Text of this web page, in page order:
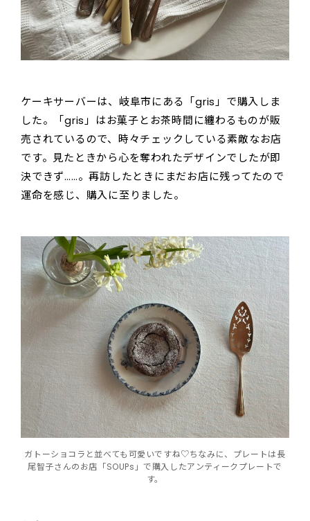
ケーキサーバーは、岐阜市にある「gris」で購入しま
した。「gris」はお菓子とお茶時間に纏わるものが販
売されているので、時々チェックしている素敵なお店
です。見たときから心を奪われたデザインでしたが即
決できず……。再訪したときにまだお店に残ってたので
運命を感じ、購入に至りました。
ガトーショコラと並べても可愛いですね♡ちなみに、プレートは長
尾智子さんのお店「SOUPs」で購入したアンティークプレートで
す。